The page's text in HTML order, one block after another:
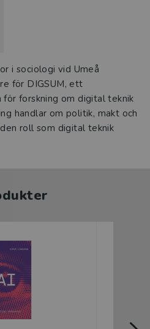
i sociologi vid Umeå
för DIGSUM, ett
forskning om digital teknik
handlar om politik, makt och
roll som digital teknik